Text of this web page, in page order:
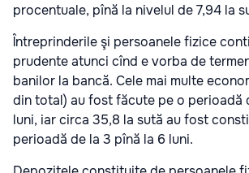
procentuale, pînă la nivelul de 7,94 la
Întreprinderile şi persoanele fizice
prudente atunci cînd e vorba de
banilor la bancă. Cele mai multe
din total) au fost făcute pe o perioadă
luni, iar circa 35,8 la sută au fost
perioadă de la 3 pînă la 6 luni.